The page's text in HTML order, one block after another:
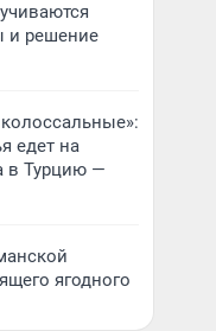
и решение
едет на
в Турцию —
ягодного